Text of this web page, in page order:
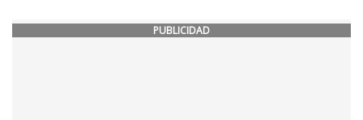
PUBLICIDAD